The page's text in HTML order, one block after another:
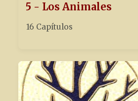
5 - Los Animales
16 Capítulos